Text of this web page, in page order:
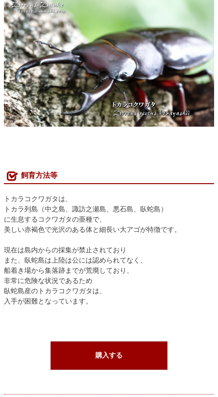
飼育方法等
トカラコクワガタは、
トカラ列島（中之島、諏訪之瀬島、悪石島、臥蛇島）
に生息するコクワガタの亜種で、
美しい赤褐色で光沢のある体と細長い大アゴが特徴です。
現在は島内からの採集が禁止されており
また、臥蛇島は上陸は公には認められてなく、
船着き場から集落跡までが荒廃しており、
非常に危険な状況であるため
臥蛇島産のトカラコクワガタは、
入手が困難となっています。
購入する